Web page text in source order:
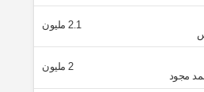
2.1 مليون
مجود
2 مليون